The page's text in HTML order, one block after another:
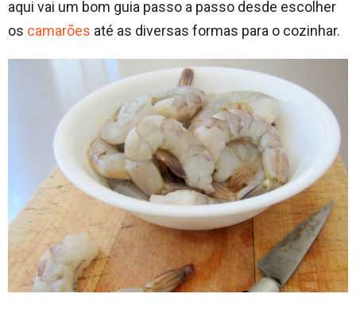
aqui vai um bom guia passo a passo desde escolher
os camarões até as diversas formas para o cozinhar.